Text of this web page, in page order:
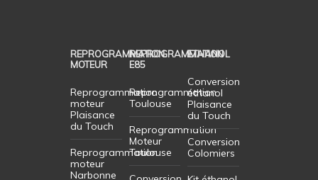
REPROGRAMMATION
MOTEUR
Reprogrammation
moteur
Plaisance
du Touch
Reprogrammation
moteur
Narbonne
REPROGRAMMATION
E85
Reprogrammation
Toulouse
Reprogrammation
Moteur
Toulouse
ETHANOL
Conversion
éthanol
Plaisance
du Touch
Conversion
Colomiers